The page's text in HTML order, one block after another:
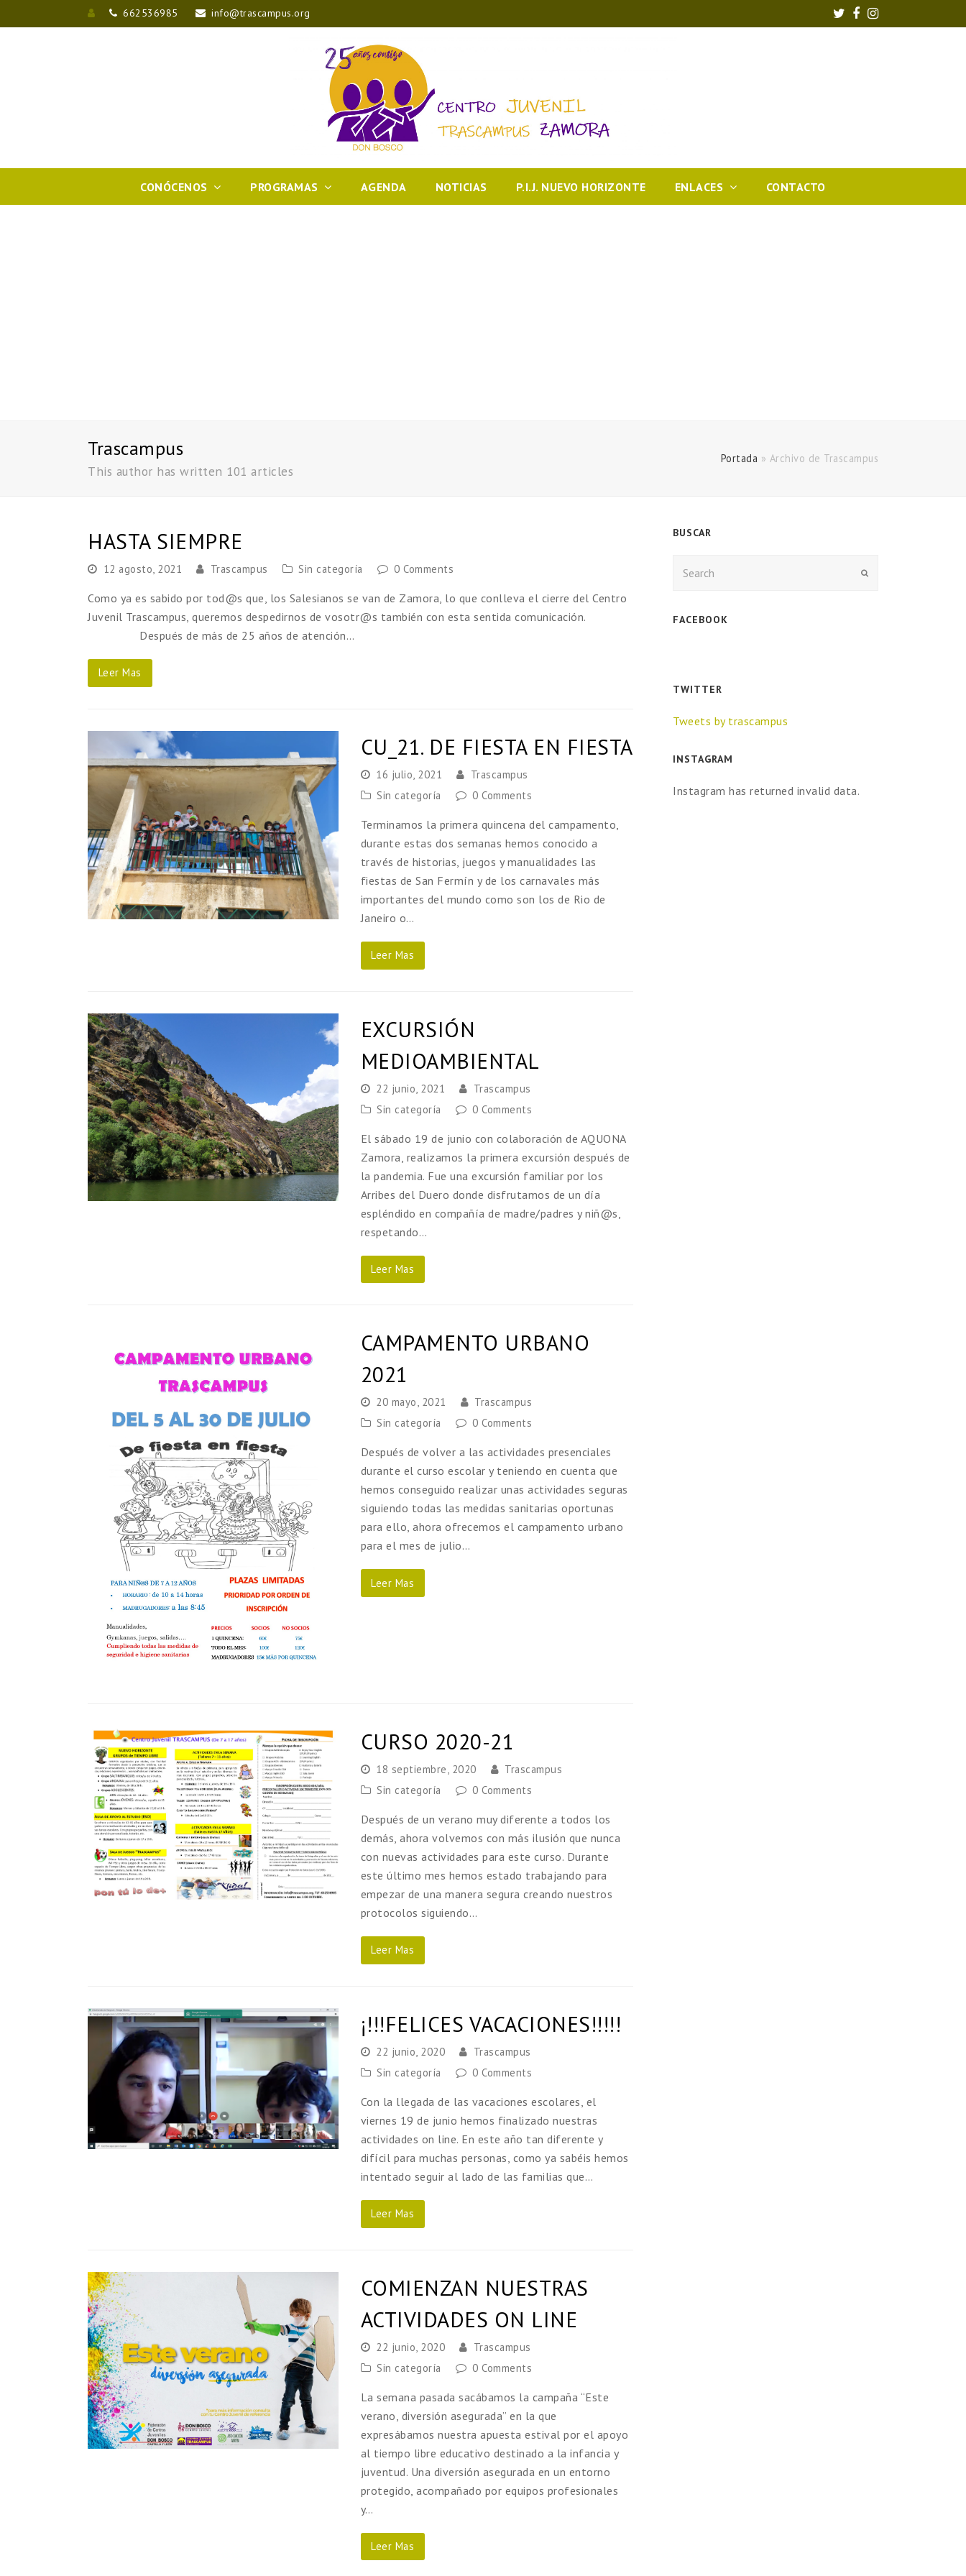
Entrar662536985 info@trascampus.org TwitterFacebook
Instagram
CONÓCENOS PROGRAMAS AGENDA NOTICIAS P.I.J. NUEVO HORIZONTE ENLACES CONTACTO
Trascampus
This author has written 101 articles
Portada » Archivo de Trascampus
HASTA SIEMPRE
12 agosto, 2021 Trascampus Sin categoría 0 Comments
Como ya es sabido por tod@s que, los Salesianos se van de Zamora, lo que conlleva el cierre del Centro
Juvenil Trascampus, queremos despedirnos de vosotr@s también con esta sentida comunicación.
Después de más de 25 años de atención…
Leer Mas
CU_21. DE FIESTA EN FIESTA
16 julio, 2021
Trascampus
Sin categoría
0 Comments
Terminamos la primera quincena del campamento,
durante estas dos semanas hemos conocido a
través de historias, juegos y manualidades las
fiestas de San Fermín y de los carnavales más
importantes del mundo como son los de Rio de
Janeiro o…
Leer Mas
EXCURSIÓN
MEDIOAMBIENTAL
22 junio, 2021
Trascampus
Sin categoría
0 Comments
El sábado 19 de junio con colaboración de AQUONA
Zamora, realizamos la primera excursión después de
la pandemia. Fue una excursión familiar por los
Arribes del Duero donde disfrutamos de un día
espléndido en compañía de madre/padres y niñ@s,
respetando…
Leer Mas
CAMPAMENTO URBANO
2021
20 mayo, 2021
Trascampus
Sin categoría
0 Comments
Después de volver a las actividades presenciales
durante el curso escolar y teniendo en cuenta que
hemos conseguido realizar unas actividades seguras
siguiendo todas las medidas sanitarias oportunas
para ello, ahora ofrecemos el campamento urbano
para el mes de julio…
Leer Mas
CURSO 2020-21
18 septiembre, 2020
Trascampus
Sin categoría
0 Comments
Después de un verano muy diferente a todos los
demás, ahora volvemos con más ilusión que nunca
con nuevas actividades para este curso. Durante
este último mes hemos estado trabajando para
empezar de una manera segura creando nuestros
protocolos siguiendo…
Leer Mas
¡!!!FELICES VACACIONES!!!!!
22 junio, 2020
Trascampus
Sin categoría
0 Comments
Con la llegada de las vacaciones escolares, el
viernes 19 de junio hemos finalizado nuestras
actividades on line. En este año tan diferente y
difícil para muchas personas, como ya sabéis hemos
intentado seguir al lado de las familias que…
Leer Mas
COMIENZAN NUESTRAS
ACTIVIDADES ON LINE
22 junio, 2020
Trascampus
Sin categoría
0 Comments
La semana pasada sacábamos la campaña “Este
verano, diversión asegurada” en la que
expresábamos nuestra apuesta estival por el apoyo
al tiempo libre educativo destinado a la infancia y
juventud. Una diversión asegurada en un entorno
protegido, acompañado por equipos profesionales
y…
Leer Mas
BUSCAR
FACEBOOK
TWITTER
Tweets by trascampus
INSTAGRAM
Instagram has returned invalid data.